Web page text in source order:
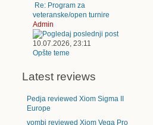
Re: Program za
veteranske/open turnire
Admin
10.07.2026, 23:11
Opšte teme
Latest reviews
Pedja reviewed Xiom Sigma II
Europe
vombi reviewed Xiom Vega Pro